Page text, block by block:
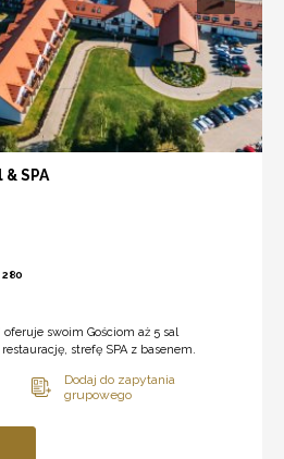
SPA
280
oferuje swoim Gościom aż 5 sal
strefę SPA z basenem.